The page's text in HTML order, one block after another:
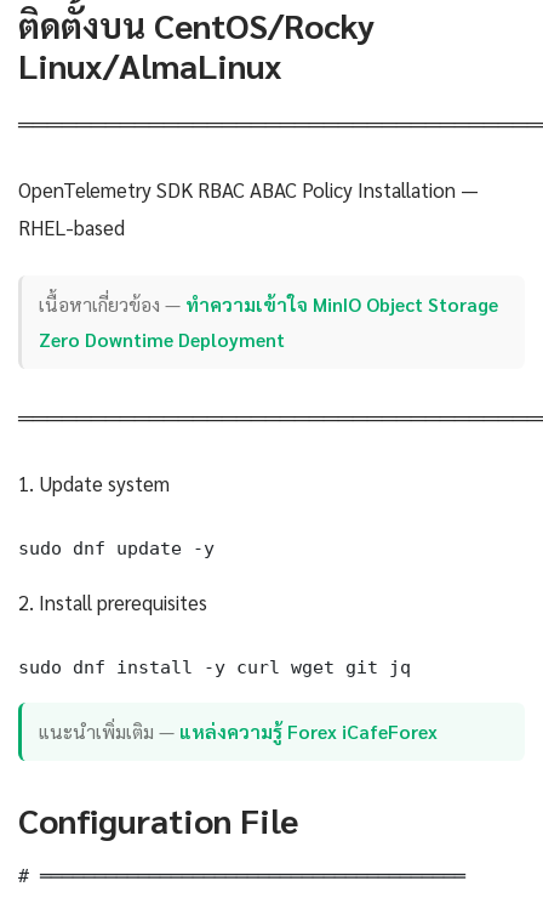
ติดตั้งบน CentOS/Rocky
Linux/AlmaLinux
OpenTelemetry SDK RBAC ABAC Policy Installation —
RHEL-based
เนื้อหาเกี่ยวข้อง — ทำความเข้าใจ MinIO Object Storage
Zero Downtime Deployment
1. Update system
sudo dnf update -y
2. Install prerequisites
sudo dnf install -y curl wget git jq
แนะนำเพิ่มเติม — แหล่งความรู้ Forex iCafeForex
Configuration File
# ═══════════════════════════════════════